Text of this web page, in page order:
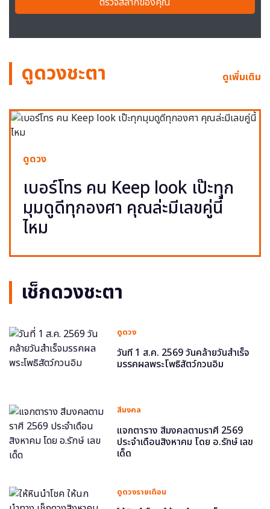
ดูดวงชะตา ดูเพิ่มเติม
ดูดวง
เบอร์โทร คน Keep look เป๊ะทุก
มุมดูดีทุกองศา คุณล่ะมีเลขคู่นี้
ไหม
เช็กดวงชะตา
ดูดวง
วันที่ 1 ส.ค. 2569 วันคล้ายวันสำเร็จ
มรรคผลพระโพธิสัตว์กวนอิม
สีมงคล
แจกตาราง สีมงคลตามราศี 2569
ประจำเดือนสิงหาคม โดย อ.รักษ์ เลข
เด็ด
ดูดวงรายเดือน